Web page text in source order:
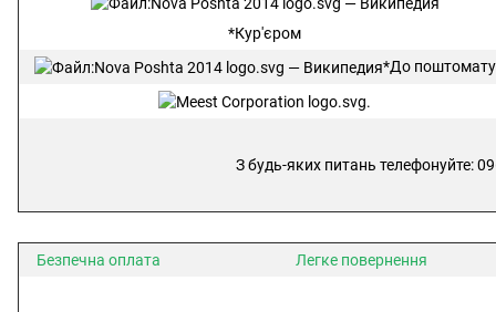
*Кур'єром
*До поштомату
З будь-яких питань телефонуйте:
Безпечна оплата Легке повернення